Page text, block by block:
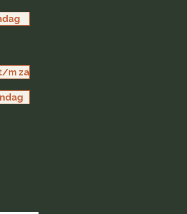
m za